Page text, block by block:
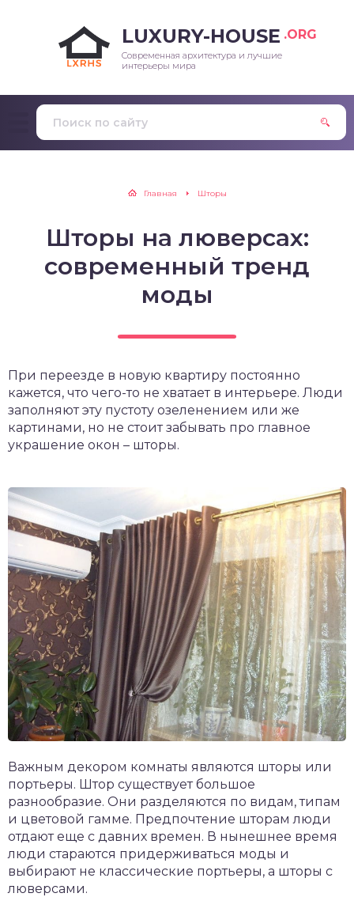
LUXURY-HOUSE .ORG
Современная архитектура и лучшие
интерьеры мира
Главная Шторы
Шторы на люверсах:
современный тренд
моды
При переезде в новую квартиру постоянно
кажется, что чего-то не хватает в интерьере. Люди
заполняют эту пустоту озеленением или же
картинами, но не стоит забывать про главное
украшение окон – шторы.
Важным декором комнаты являются шторы или
портьеры. Штор существует большое
разнообразие. Они разделяются по видам, типам
и цветовой гамме. Предпочтение шторам люди
отдают еще с давних времен. В нынешнее время
люди стараются придерживаться моды и
выбирают не классические портьеры, а шторы с
люверсами.